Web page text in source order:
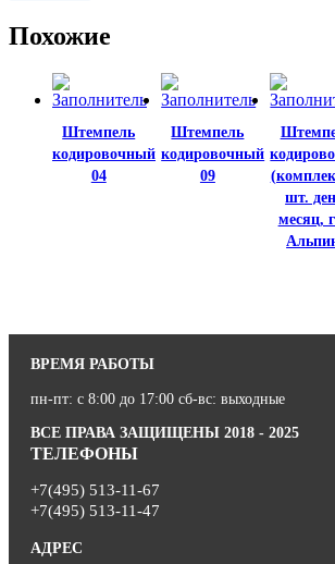
Похожие
Штемпель
кодировочный
04
Штемпель
кодировочный
09
шт.
месяц,
ВРЕМЯ РАБОТЫ
пн-пт: с 8:00 до 17:00 сб-вс: выходные
ВСЕ ПРАВА ЗАЩИЩЕНЫ 2018 - 2025
ТЕЛЕФОНЫ
+7(495) 513-11-67
+7(495) 513-11-47
АДРЕС